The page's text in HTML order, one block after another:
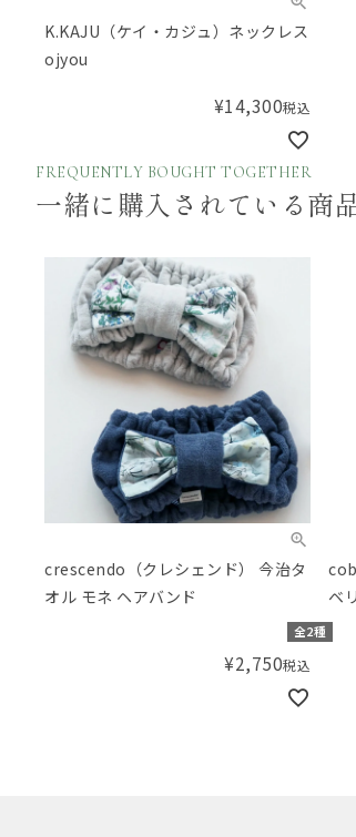
K.KAJU（ケイ・カジュ）ネックレス
ojyou
¥14,300税込
FREQUENTLY BOUGHT TOGETHER
一緒に購入されている商
crescendo（クレシェンド） 今治タ
オル モネ ヘアバンド
全2種
¥2,750税込
ベ
N525